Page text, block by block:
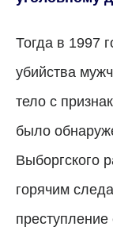
Тогда в 1997
убийства
тело с
было
Выборгского
горячим